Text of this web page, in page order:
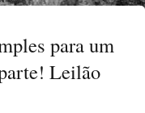
para um
Leilão